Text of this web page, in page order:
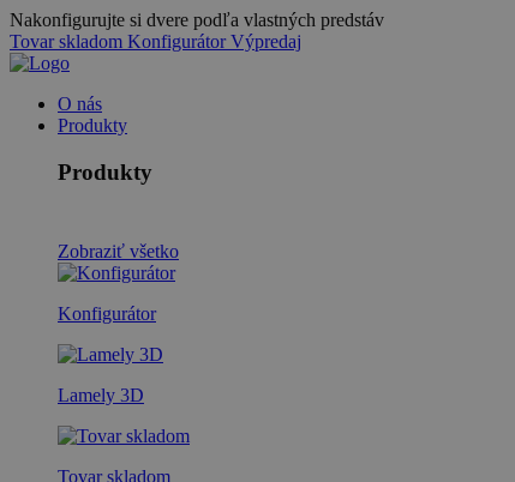
Nakonfigurujte si dvere podľa vlastných predstáv
Tovar skladom KonfigurátorVýpredaj
O nás
Produkty
Produkty
Zobraziť všetko
Konfigurátor
Lamely 3D
Tovar skladom